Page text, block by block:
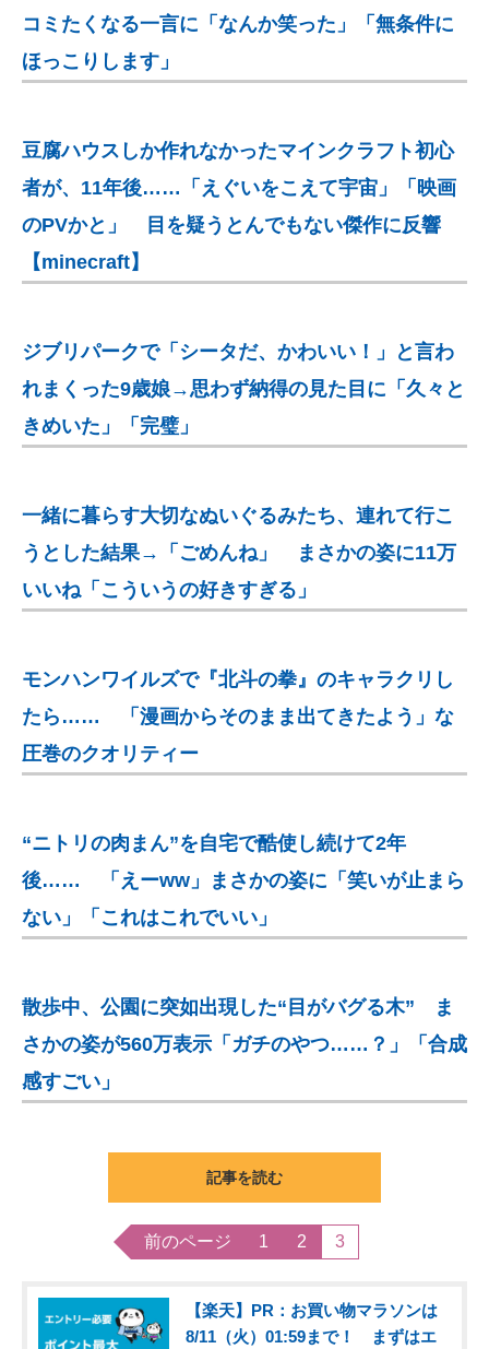
コミたくなる一言に「なんか笑った」「無条件に
ほっこりします」
豆腐ハウスしか作れなかったマインクラフト初心
者が、11年後……「えぐいをこえて宇宙」「映画
のPVかと」 目を疑うとんでもない傑作に反響
【minecraft】
ジブリパークで「シータだ、かわいい！」と言わ
れまくった9歳娘→思わず納得の見た目に「久々と
きめいた」「完璧」
一緒に暮らす大切なぬいぐるみたち、連れて行こ
うとした結果→「ごめんね」 まさかの姿に11万
いいね「こういうの好きすぎる」
モンハンワイルズで『北斗の拳』のキャラクリし
たら…… 「漫画からそのまま出てきたよう」な
圧巻のクオリティー
“ニトリの肉まん”を自宅で酷使し続けて2年
後…… 「えーww」まさかの姿に「笑いが止まら
ない」「これはこれでいい」
散歩中、公園に突如出現した“目がバグる木” ま
さかの姿が560万表示「ガチのやつ……？」「合成
感すごい」
記事を読む
前のページ 1 2 3
【楽天】PR：お買い物マラソンは
8/11（火）01:59まで！ まずはエ